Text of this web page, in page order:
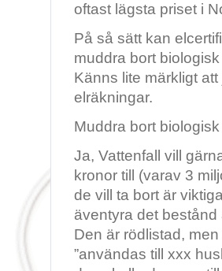
oftast lägsta priset i
På så sätt kan
muddra bort
Känns lite märkligt
elräkningar.
Muddra bort
Ja, Vattenfall vill
kronor till (varav 3
de vill ta bort är
äventyra det
Den är rödlistad,
”användas till xxx